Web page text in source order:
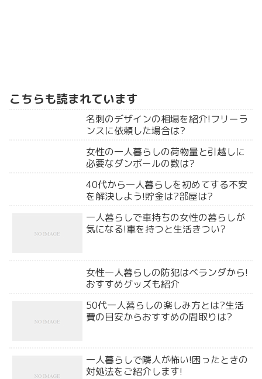
こちらも読まれています
名刺のデザインの相場を紹介!フリーラ
ンスに依頼した場合は?
女性の一人暮らしの荷物量と引越しに
必要なダンボールの数は?
40代から一人暮らしを初めてする不安
を解決しよう!貯金は?部屋は?
一人暮らしで車持ちの女性の暮らしが
気になる!車を持つと生活きつい?
女性一人暮らしの防犯はベランダから!
おすすめグッズも紹介
50代一人暮らしの楽しみ方とは?生活
費の目安からおすすめの間取りは?
一人暮らしで隣人が怖い!困ったときの
対処法をご紹介します!